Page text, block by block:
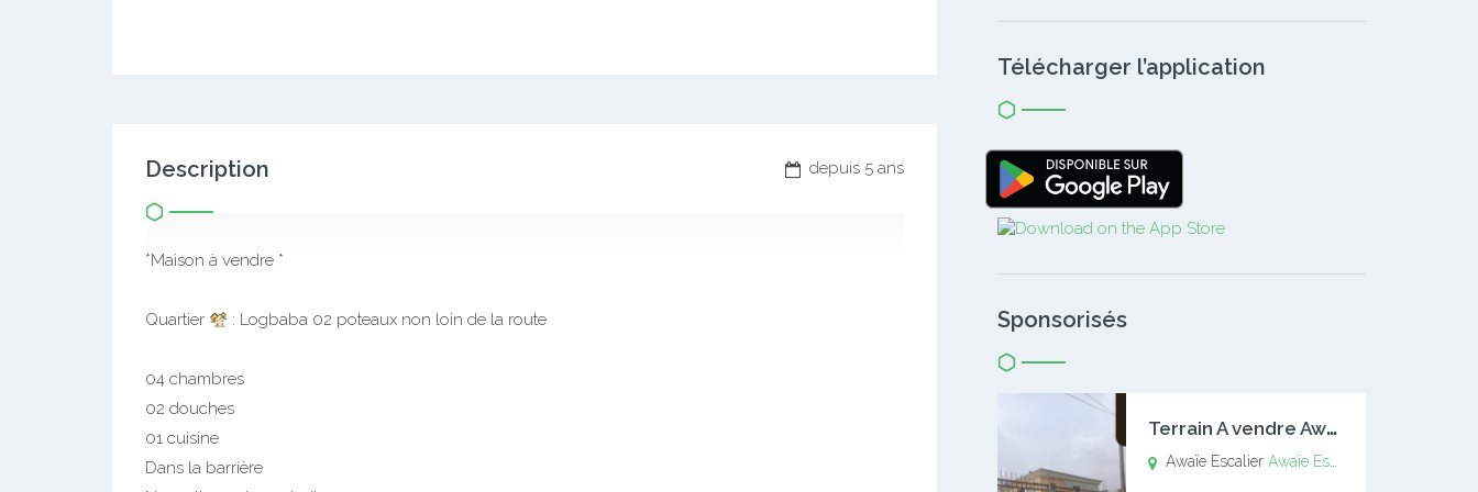
depuis 5 ans
Description
*Maison à vendre *
Quartier : Logbaba 02 poteaux non loin de la route
04 chambres
02 douches
01 cuisine
Dans la barrière
Télécharger l’application
Sponsorisés
T
errain A vendre Awaïe Escalier
Awaïe EscalierAwaïe Escalier